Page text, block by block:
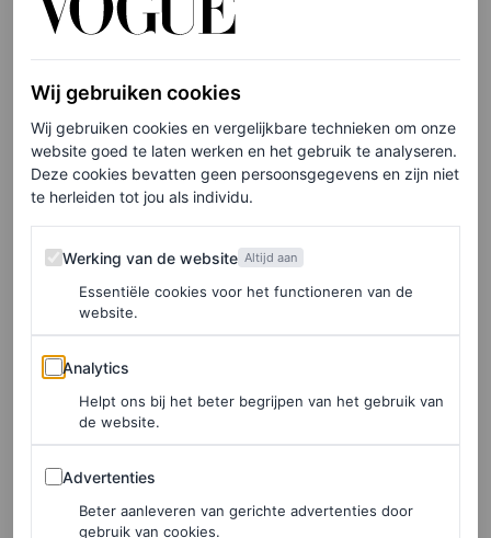
Wij gebruiken cookies
Wij gebruiken cookies en vergelijkbare technieken om onze
website goed te laten werken en het gebruik te analyseren.
Deze cookies bevatten geen persoonsgegevens en zijn niet
te herleiden tot jou als individu.
Werking van de website
Werking van de website Altijd aan
Essentiële cookies voor het functioneren van de
website.
Analytics
Analytics
Helpt ons bij het beter begrijpen van het gebruik van
de website.
Advertenties
Advertenties
Beter aanleveren van gerichte advertenties door
gebruik van cookies.